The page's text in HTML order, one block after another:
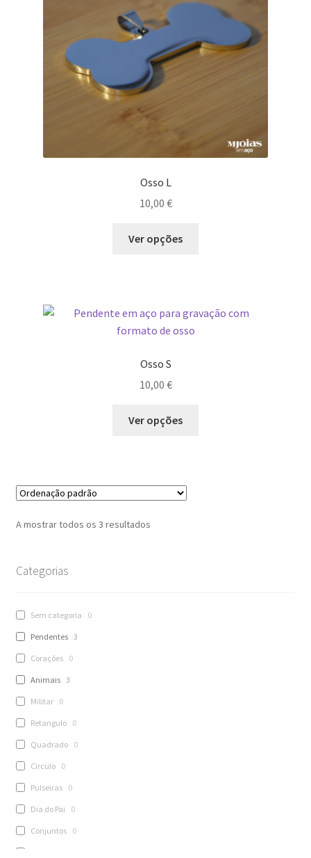
Osso L
10,00 €
Ver opções
Osso S
10,00 €
Ver opções
A mostrar todos os 3 resultados
Categorias
Sem categoria 0
Pendentes 3
Corações 0
Animais 3
Militar 0
Retangulo 0
Quadrado 0
Circulo 0
Pulseiras 0
Dia do Pai 0
Conjuntos 0